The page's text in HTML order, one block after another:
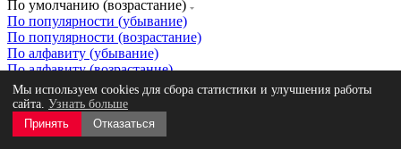
По умолчанию (возрастание)
По популярности (убывание)
По популярности (возрастание)
По алфавиту (убывание)
По алфавиту (возрастание)
По цене (убывание)
По цене (возрастание)
Мы используем cookies для сбора статистики и улучшения работы
сайта. Узнать больше
Принять
Отказаться